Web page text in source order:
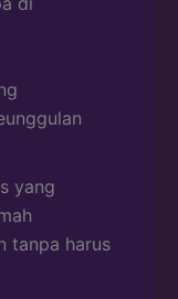
yang
tanpa harus